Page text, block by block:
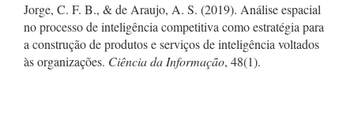
Jorge, C. F. B., & de Araujo, A. S. (2019). Análise espacial
no processo de inteligência competitiva como estratégia para
a construção de produtos e serviços de inteligência voltados
às organizações. Ciência da Informação, 48(1).